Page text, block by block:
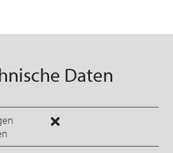
Daten